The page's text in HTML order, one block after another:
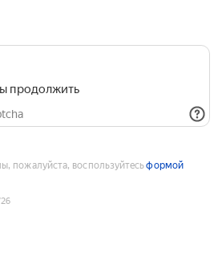
продолжить
пожалуйста, воспользуйтесьформой